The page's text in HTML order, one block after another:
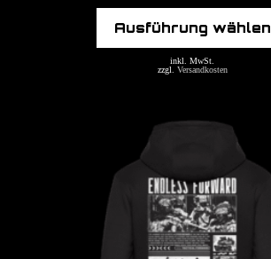
Ausführung wählen
Produkt
weist
mehrere
Optionen
Produktseite
gewählt
werden
inkl. MwSt.
zzgl. Versandkosten